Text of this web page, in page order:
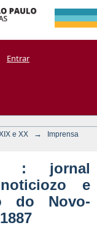
n.
Entrar
e XX →
Imprensa
: jornal
e
do Novo-